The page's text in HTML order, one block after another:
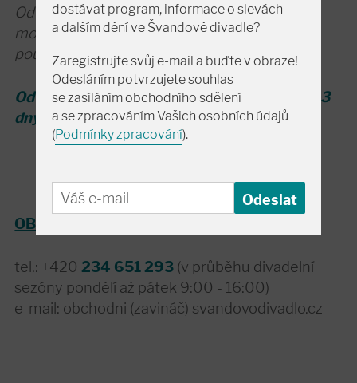
Od 22. června do 23. srpna bude vypnuta
možnost rezervace vstupenek; možný bude
pouze online nákup.
Od 24. 8. bude zkrácena doba rezervace na 3
dny.
OBCHODNÍ ODDĚLENÍ
tel.: +420234 651 293 (v průběhu divadelní
sezóny pondělí až pátek 9:00 - 16:00)
e-mail: obchodni (zavináč) svandovodivadlo.cz
dostávat program, informace o slevách
a dalším dění ve Švandově divadle?
Zaregistrujte svůj e-mail a buďte v obraze!
Odesláním potvrzujete souhlas
se zasíláním obchodního sdělení
a se zpracováním Vašich osobních údajů
(Podmínky zpracování).